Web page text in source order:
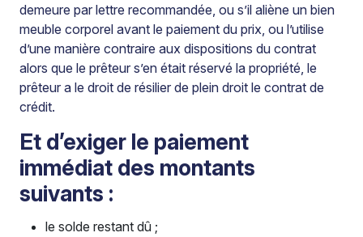
demeure par lettre recommandée, ou s’il aliène un bien
meuble corporel avant le paiement du prix, ou l’utilise
d’une manière contraire aux dispositions du contrat
alors que le prêteur s’en était réservé la propriété, le
prêteur a le droit de résilier de plein droit le contrat de
crédit.
Et d’exiger le paiement
immédiat des montants
suivants :
le solde restant dû ;